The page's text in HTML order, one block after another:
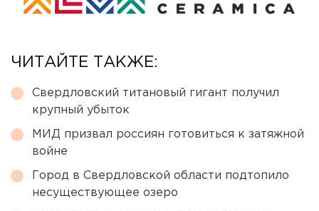
ЧИТАЙТЕ ТАКЖЕ:
Свердловский титановый гигант получил
крупный убыток
МИД призвал россиян готовиться к затяжной
войне
Город в Свердловской области подтопило
несуществующее озеро